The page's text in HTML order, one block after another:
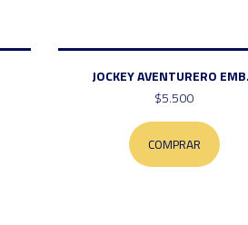
JOCKEY AVENTURERO
$5.500
COMPRAR